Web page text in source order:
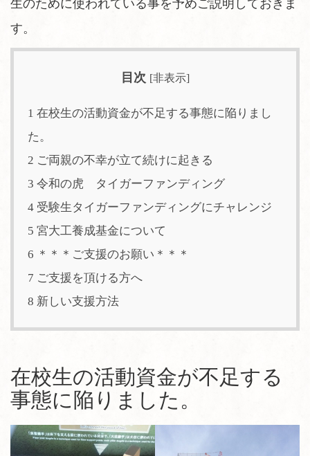
生のために使われている事を予めご説明しておきま
す。
目次 [非表示]
1 在校生の活動資金が不足する事態に陥りまし
た。
2 ご両親の不幸が立て続けに起きる
3 令和の虎 タイガーファンディング
4 受験生タイガーファンディングにチャレンジ
5 宮大工養成基金について
6 ＊＊＊ご支援のお願い＊＊＊
7 ご支援を頂ける方へ
8 新しい支援方法
在校生の活動資金が不足する
事態に陥りました。